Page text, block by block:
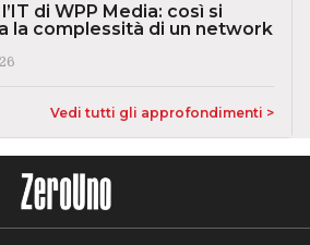
di WPP Media: così si
la complessità di un network
Vedi tutti gli approfondimenti >